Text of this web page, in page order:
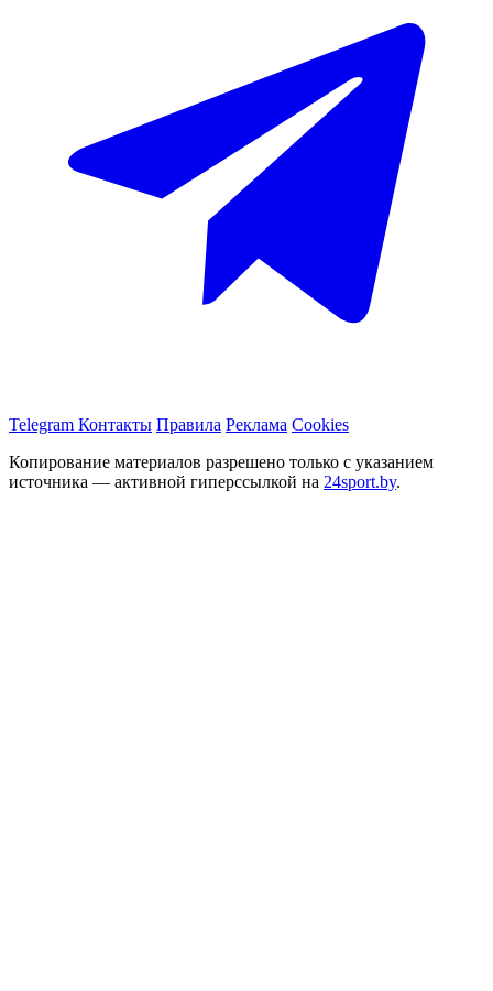
Telegram Контакты Правила Реклама Cookies
Копирование материалов разрешено только с указанием
источника — активной гиперссылкой на 24sport.by.